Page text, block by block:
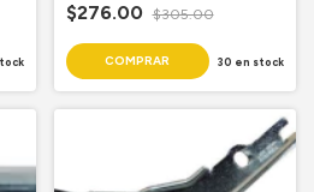
$276.00 $305.00
30 en stock